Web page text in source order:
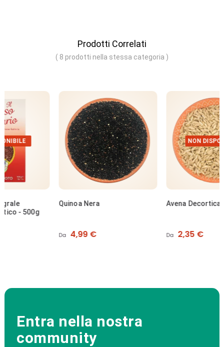
Prodotti Correlati
( 8 prodotti nella stessa categoria )
Quinoa Nera
NON DISPONIBILE
Avena Decorticata
Entra nella nostra
community